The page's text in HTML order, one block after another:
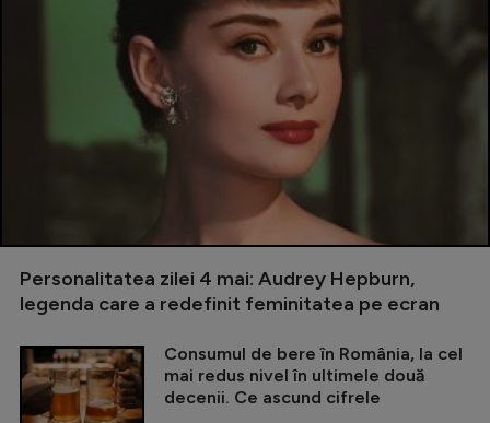
Personalitatea zilei 4 mai: Audrey Hepburn,
legenda care a redefinit feminitatea pe ecran
Consumul de bere în România, la cel
mai redus nivel în ultimele două
decenii. Ce ascund cifrele